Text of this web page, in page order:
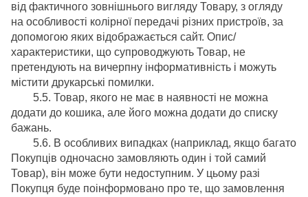
від фактичного зовнішнього вигляду Товару, з огляду
на особливості колірної передачі різних пристроїв, за
допомогою яких відображається сайт. Опис/
характеристики, що супроводжують Товар, не
претендують на вичерпну інформативність і можуть
містити друкарські помилки.
5.5. Товар, якого не має в наявності не можна
додати до кошика, але його можна додати до списку
бажань.
5.6. В особливих випадках (наприклад, якщо багато
Покупців одночасно замовляють один і той самий
Товар), він може бути недоступним. У цьому разі
Покупця буде поінформовано про те, що замовлення